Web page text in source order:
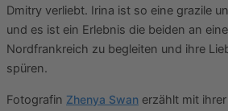
Dmitry verliebt. Irina ist so eine grazile
und es ist ein Erlebnis die beiden an
Nordfrankreich zu begleiten und ihre
spüren.
Fotografin Zhenya Swan erzählt mit